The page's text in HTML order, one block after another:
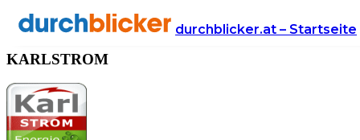
durchblicker.at – Startseite
Anbieter Energie KARLSTROM
KARLSTROM